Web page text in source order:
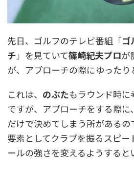
先日、ゴルフのテレビ番組「ゴ
チ」を見ていて篠崎紀夫プロが
が、アプローチの際にゆったり
これは、 のぶたもラウンド時
ですが、アプローチをする際に
だけで決めてしまう所がある
要素としてクラブを振るスピー
ールの強さを変えるようすると